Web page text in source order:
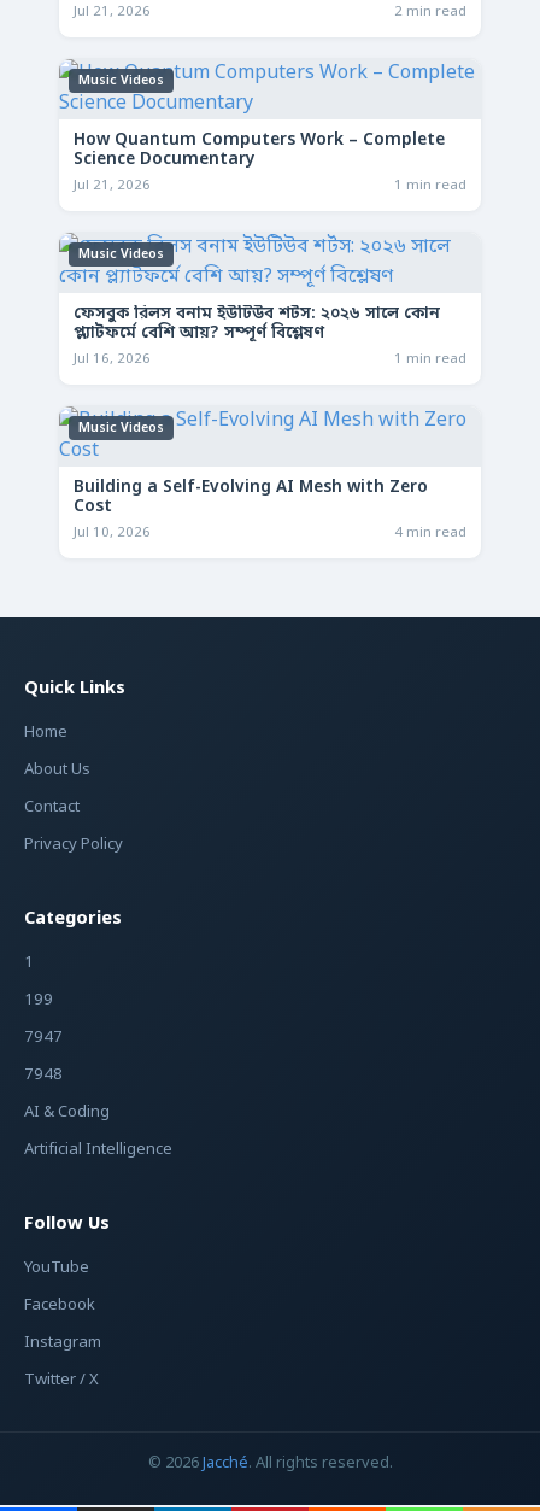
Jul 21, 2026 2 min read
Music Videos
How Quantum Computers Work – Complete
Science Documentary
Jul 21, 2026 1 min read
Music Videos
ফেসবুক রিলস বনাম ইউটিউব শর্টস: ২০২৬ সালে কোন
প্ল্যাটফর্মে বেশি আয়? সম্পূর্ণ বিশ্লেষণ
Jul 16, 2026 1 min read
Music Videos
Building a Self-Evolving AI Mesh with Zero
Cost
Jul 10, 2026 4 min read
Quick Links
Home
About Us
Contact
Privacy Policy
Categories
1
199
7947
7948
AI & Coding
Artificial Intelligence
Follow Us
YouTube
Facebook
Instagram
Twitter / X
© 2026Jacché. All rights reserved.